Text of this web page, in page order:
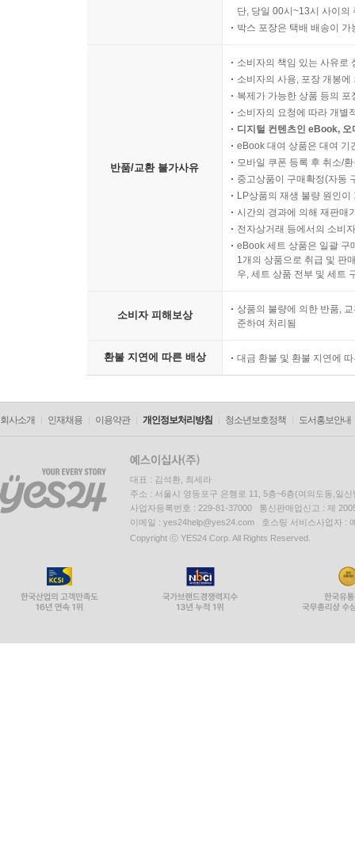
단, 당일 00시~13시 사이의
박스 포장은 택배 배송이
반품/교환 불가사유
소비자의 책임 있는 사유로
소비자의 사용, 포장 개봉
복제가 가능한 상품 등의
소비자의 요청에 따라 개별
디지털 컨텐츠인 eBook,
eBook 대여 상품은 대여 기
모바일 쿠폰 등록 후 취소/
중고상품이 구매확정(자동
LP상품의 재생 불량 원인
시간의 경과에 의해 재판매
전자상거래 등에서의 소비
eBook 세트 상품은 일괄 구
1개의 상품으로 취급 및 판
우, 세트 상품 전부 및 세트
소비자 피해보상
상품의 불량에 의한 반품,
준하여 처리됨
환불 지연에 따른 배상 대금 환불 및 환불 지연에
회사소개 인재채용 이용약관 개인정보처리방침 청소년보호정책 도서홍보안내
대표 : 김석환, 최세라
주소 : 서울시 영등포구 은행로 11, 5층~6층(여의도동,일신
사업자등록번호 : 229-81-37000 통신판매업신고 : 제
이메일 : yes24help@yes24.com 호스팅 서비스사업자 :
Copyright ⓒ YES24 Corp. All Rights Reserved.